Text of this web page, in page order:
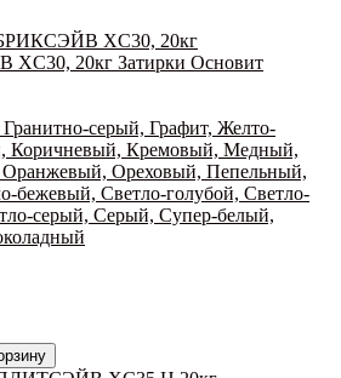
20кг Затирки Основит
серый, Графит, Желто-
Коричневый, Кремовый, Медный,
Оранжевый, Ореховый, Пепельный,
бежевый, Светло-голубой, Светло-
серый, Серый, Супер-белый,